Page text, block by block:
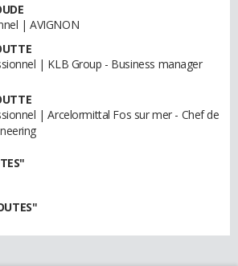
| AVIGNON
| KLB Group - Business manager
| Arcelormittal Fos sur mer - Chef de